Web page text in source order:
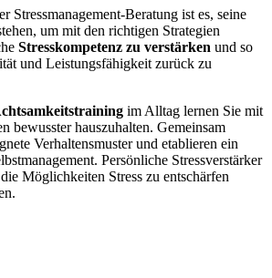
Stressmanagement-Beratung ist es, seine
um mit den richtigen Strategien
Stresskompetenz zu verstärken und so
und Leistungsfähigkeit zurück zu
im Alltag lernen Sie mit
bewusster hauszuhalten. Gemeinsam
Verhaltensmuster und etablieren ein
Persönliche Stressverstärker
Möglichkeiten Stress zu entschärfen